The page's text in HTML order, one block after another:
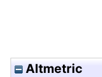
Altmetric